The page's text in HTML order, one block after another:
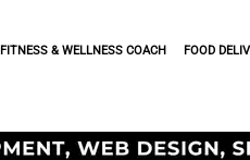
FITNESS & WELLNESS COACH FOOD